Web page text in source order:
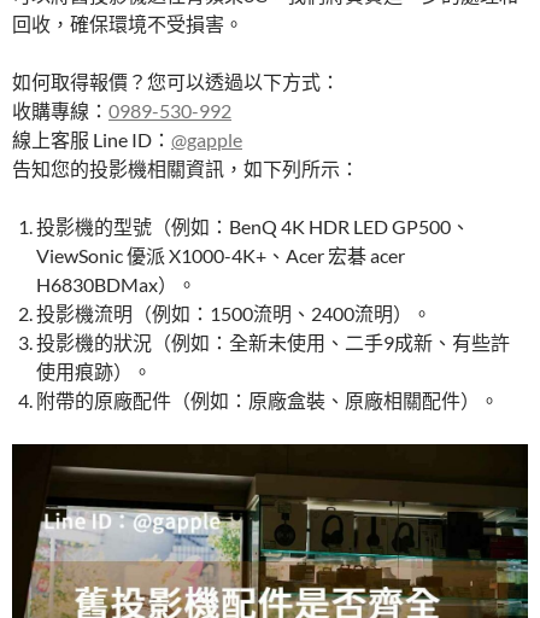
回收，確保環境不受損害。
如何取得報價？您可以透過以下方式：
收購專線： 0989-530-992
線上客服 Line ID： @gapple
告知您的投影機相關資訊，如下列所示：
投影機的型號（例如：BenQ 4K HDR LED GP500、
ViewSonic 優派 X1000-4K+、Acer 宏碁 acer
H6830BDMax）。
投影機流明（例如：1500流明、2400流明）。
投影機的狀況（例如：全新未使用、二手9成新、有些許
使用痕跡）。
附帶的原廠配件（例如：原廠盒裝、原廠相關配件）。